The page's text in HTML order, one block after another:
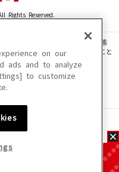
Rights Reserved.
写真・動画・音声等を、手段や形態
製、転載、ファイル化などすること
けない場合があります。
る場合があります。
on our
ads and to analyze
to customize